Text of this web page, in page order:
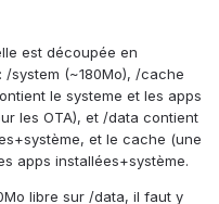
est découpée en
system (~180Mo), /cache
le systeme et les apps
les OTA), et /data contient
et le cache (une
apps installées+système.
libre sur /data, il faut y